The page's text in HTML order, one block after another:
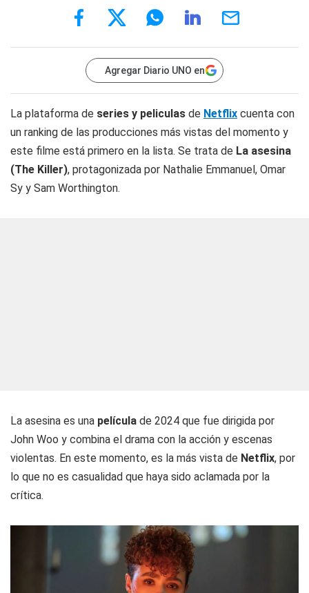
Agregar Diario UNO en
La plataforma de series y peliculas de Netflix cuenta con
un ranking de las producciones más vistas del momento y
este filme está primero en la lista. Se trata de La asesina
(The Killer), protagonizada por Nathalie Emmanuel, Omar
Sy y Sam Worthington.
La asesina es una película de 2024 que fue dirigida por
John Woo y combina el drama con la acción y escenas
violentas. En este momento, es la más vista de Netflix, por
lo que no es casualidad que haya sido aclamada por la
crítica.